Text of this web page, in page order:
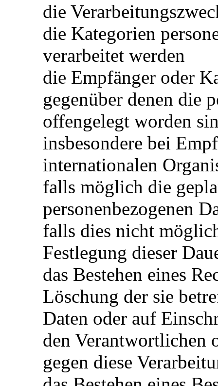
die
die Kategorien
verarbeitet werden
die Empfänger oder
gegenüber denen die
offengelegt worden
insbesondere bei
internationalen
falls möglich die
personenbezogenen
falls dies nicht
Festlegung dieser
das Bestehen eines
Löschung der sie
Daten oder auf
den Verantwortlichen
gegen diese